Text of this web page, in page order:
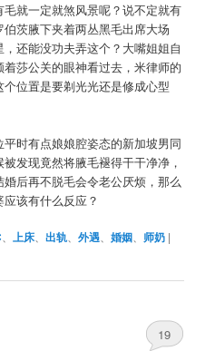
就一定就煞风景呢？说不定就有
茨腋下夹着两丛黑毛出席大场
还能没功夫弄这个？大嘴姐姐自
莎公关的眼神看过去，米律师的
位置是要剃光光还是修成心型
时有点娘娘腔姿态的新加坡男同
发现竟然将腋毛褪得干干净净，
后再不脱毛会令老公厌烦，那么
该有什么反应？
上床 、出轨 、外遇 、婚姻 师奶 |
19